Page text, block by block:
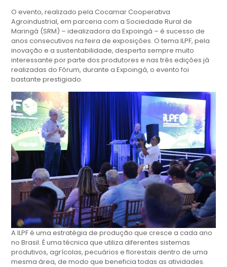
O evento, realizado pela Cocamar Cooperativa
Agroindustrial, em parceria com a Sociedade Rural de
Maringá (SRM) – idealizadora da Expoingá – é sucesso de
anos consecutivos na feira de exposições. O tema ILPF, pela
inovação e a sustentabilidade, desperta sempre muito
interessante por parte dos produtores e nas três edições já
realizadas do Fórum, durante a Expoingá, o evento foi
bastante prestigiado.
A ILPF é uma estratégia de produção que cresce a cada ano
no Brasil. É uma técnica que utiliza diferentes sistemas
produtivos, agrícolas, pecuários e florestais dentro de uma
mesma área, de modo que beneficia todas as atividades.